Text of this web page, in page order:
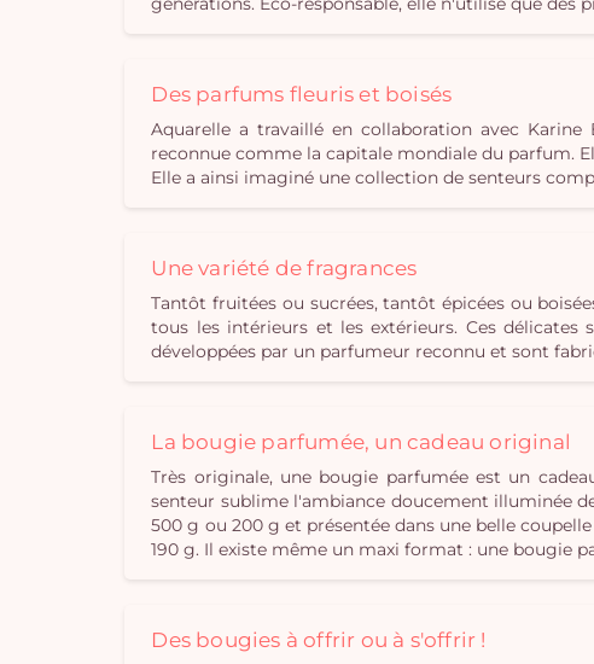
Des parfums fleuris et boisés
Aquarelle a travaillé en collaboration avec
reconnue comme la capitale mondiale du parfum.
Elle a ainsi imaginé une collection de senteurs
Une variété de fragrances
Tantôt fruitées ou sucrées, tantôt épicées ou
tous les intérieurs et les extérieurs. Ces
développées par un parfumeur reconnu et sont
La bougie parfumée, un cadeau original
Très originale, une bougie parfumée est un
senteur sublime l'ambiance doucement illuminée
500 g ou 200 g et présentée dans une belle
190 g. Il existe même un maxi format : une bougie
Des bougies à offrir ou à s'offrir !